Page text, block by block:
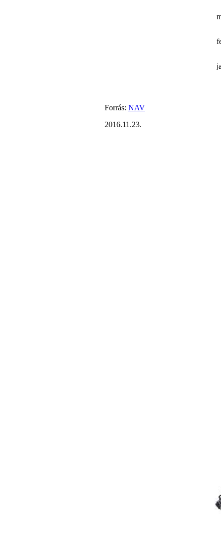
Forrás: NAV
2016.11.23.